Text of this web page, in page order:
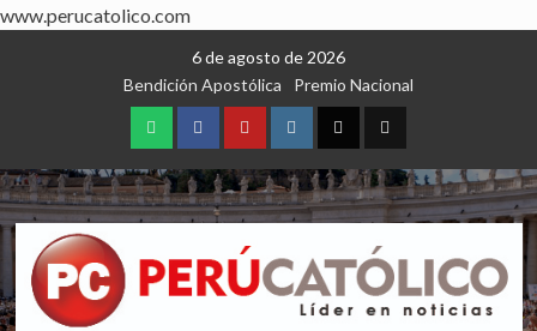
www.perucatolico.com
6 de agosto de 2026
Bendición Apostólica
Premio Nacional
WhatsAppFacebookYoutubeInstagram
X TikTok